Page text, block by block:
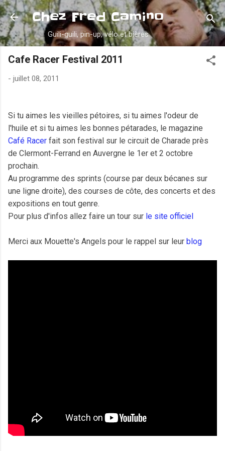
Accéder au contenu principal
Chez Fred Camino
Guili-guili, pin-up, vélo et bières
Cafe Racer Festival 2011
- juillet 08, 2011
Si tu aimes les vieilles pétoires, si tu aimes l'odeur de
l'huile et si tu aimes les bonnes pétarades, le magazine
Café Racer fait son festival sur le circuit de Charade près
de Clermont-Ferrand en Auvergne le 1er et 2 octobre
prochain.
Au programme des sprints (course par deux bécanes sur
une ligne droite), des courses de côte, des concerts et des
expositions en tout genre.
Pour plus d'infos allez faire un tour sur le site officiel
Merci aux Mouette's Angels pour le rappel sur leur blog